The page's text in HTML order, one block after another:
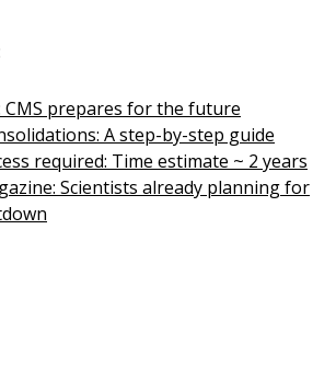
CMS prepares for the future
A step-by-step guide
required: Time estimate ~ 2 years
Scientists already planning for